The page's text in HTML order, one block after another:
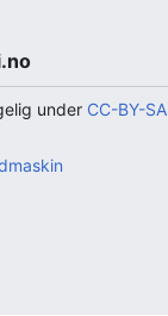
under CC-BY-SA